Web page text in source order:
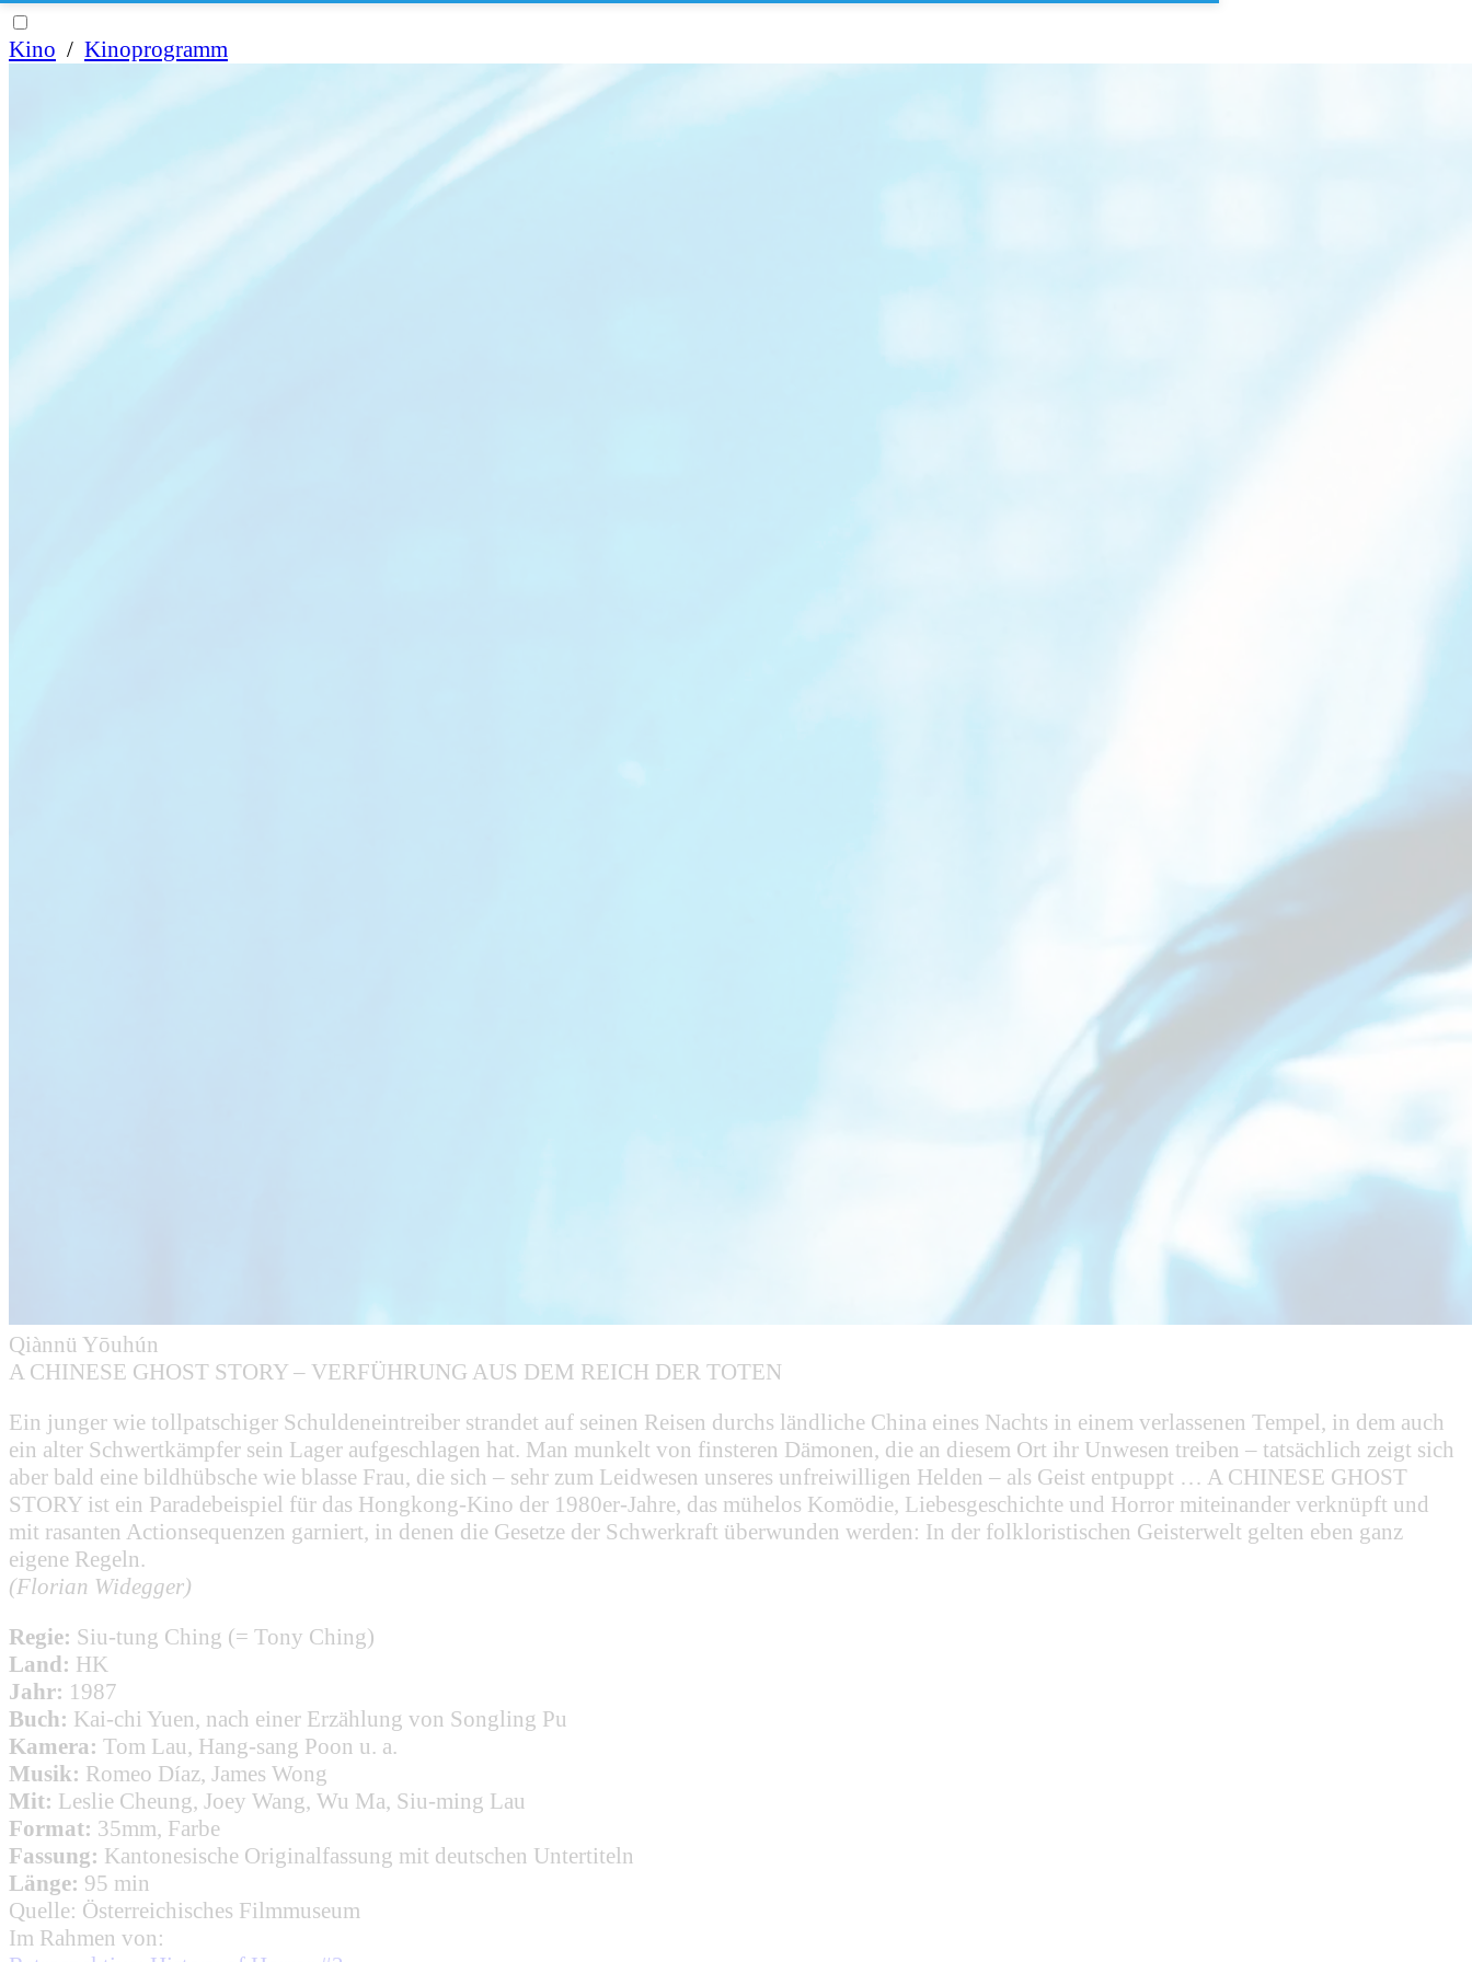
Kino / Kinoprogramm
Qiànnü Yōuhún
A CHINESE GHOST STORY – VERFÜHRUNG AUS DEM REICH DER TOTEN
Ein junger wie tollpatschiger Schuldeneintreiber strandet auf seinen Reisen durchs ländliche China eines Nachts in einem verlassenen Tempel, in dem auch
ein alter Schwertkämpfer sein Lager aufgeschlagen hat. Man munkelt von finsteren Dämonen, die an diesem Ort ihr Unwesen treiben – tatsächlich zeigt sich
aber bald eine bildhübsche wie blasse Frau, die sich – sehr zum Leidwesen unseres unfreiwilligen Helden – als Geist entpuppt … A CHINESE GHOST
STORY ist ein Paradebeispiel für das Hongkong-Kino der 1980er-Jahre, das mühelos Komödie, Liebesgeschichte und Horror miteinander verknüpft und
mit rasanten Actionsequenzen garniert, in denen die Gesetze der Schwerkraft überwunden werden: In der folkloristischen Geisterwelt gelten eben ganz
eigene Regeln.
(Florian Widegger)
Regie: Siu-tung Ching (= Tony Ching)
Land: HK
Jahr: 1987
Buch: Kai-chi Yuen, nach einer Erzählung von Songling Pu
Kamera: Tom Lau, Hang-sang Poon u. a.
Musik: Romeo Díaz, James Wong
Mit: Leslie Cheung, Joey Wang, Wu Ma, Siu-ming Lau
Format: 35mm, Farbe
Fassung: Kantonesische Originalfassung mit deutschen Untertiteln
Länge: 95 min
Quelle: Österreichisches Filmmuseum
Im Rahmen von: